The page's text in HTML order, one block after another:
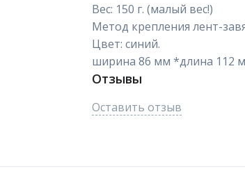
Вес: 150 г. (малый вес!)
Метод крепления лент-
Цвет: синий.
ширина 86 мм *длина 112
Отзывы
Оставить отзыв